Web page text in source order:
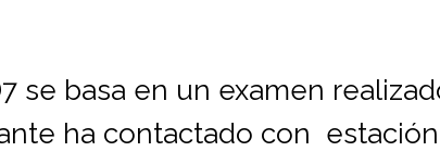
se basa en un examen
ha contactado con